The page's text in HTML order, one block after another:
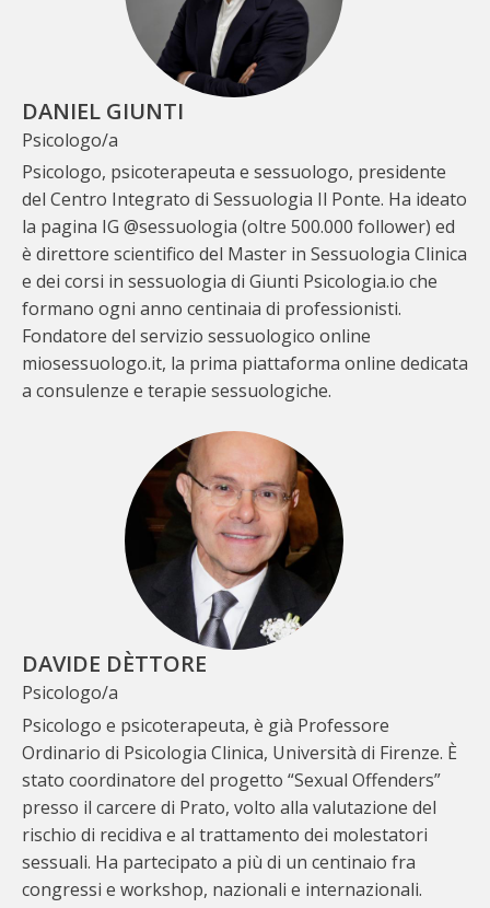
Consulente in sessualità tipica e
(frequentando i moduli A+B)
Il corso di 1° livello rilascia la certificazione in
Sessualità tipica e atipica
modulo A)
Concludendo il Master e i relativi test ECM di verifica
dei contenuti appresi, avrai la possibilità di iscriverti
all’Albo interno dell’Istituto Italiano di Sessuologia
Integrata
DANIEL GIUNTI
Psicologo/a
Psicologo, psicoterapeuta e sessuologo, presidente
del Centro Integrato di Sessuologia Il Ponte. Ha ideato
la pagina IG @sessuologia (oltre 500.000 follower) ed
è direttore scientifico del Master in Sessuologia Clinica
e dei corsi in sessuologia di Giunti Psicologia.io che
formano ogni anno centinaia di professionisti.
Fondatore del servizio sessuologico online
miosessuologo.it, la prima piattaforma online dedicata
a consulenze e terapie sessuologiche.
DAVIDE DÈTTORE
Psicologo/a
Psicologo e psicoterapeuta, è già Professore
Ordinario di Psicologia Clinica, Università di Firenze. È
stato coordinatore del progetto “Sexual Offenders”
presso il carcere di Prato, volto alla valutazione del
rischio di recidiva e al trattamento dei molestatori
sessuali. Ha partecipato a più di un centinaio fra
congressi e workshop, nazionali e internazionali.